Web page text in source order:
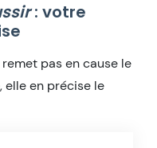
: votre
pas en cause le
elle en précise le